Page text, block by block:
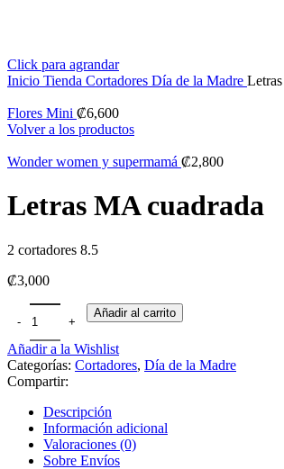
Click para agrandar
Inicio Tienda Cortadores Día de la Madre
Flores Mini ₡6,600
Volver a los productos
Wonder women y supermamá ₡2,800
Letras MA cuadrada
2 cortadores 8.5
₡3,000
Añadir al carrito
Añadir a la Wishlist
Categorías: Cortadores, Día de la Madre
Compartir:
Descripción
Información adicional
Valoraciones (0)
Sobre Envíos